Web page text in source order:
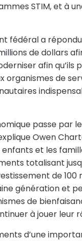
STIM, et à
fédéral a
de dollars
afin
de
passe
Owen
et les
totalisant
de
génération
de
à jouer leur
d’une